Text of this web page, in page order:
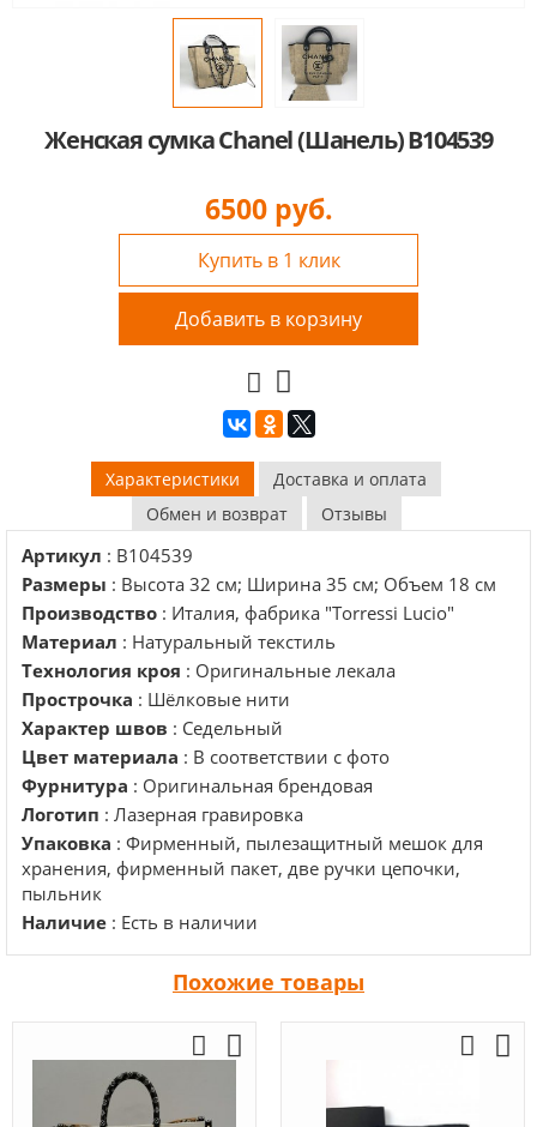
Женская сумка Chanel (Шанель) B104539
6500руб.
Купить в 1 клик
Добавить в корзину
Характеристики
Доставка и оплата
Обмен и возврат
Отзывы
Артикул : B104539
Размеры : Высота 32 см; Ширина 35 см; Объем 18 см
Производство : Италия, фабрика "Torressi Lucio"
Материал : Натуральный текстиль
Технология кроя : Оригинальные лекала
Прострочка : Шёлковые нити
Характер швов : Седельный
Цвет материала : В соответствии с фото
Фурнитура : Оригинальная брендовая
Логотип : Лазерная гравировка
Упаковка : Фирменный, пылезащитный мешок для
хранения, фирменный пакет, две ручки цепочки,
пыльник
Наличие : Есть в наличии
Похожие товары